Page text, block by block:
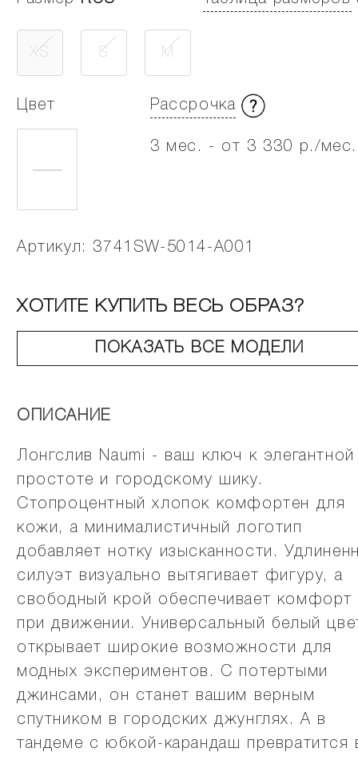
XS S M
Цвет Рассрочка
3 мес. - от 3 330 р./мес.
Артикул: 3741SW-5014-A001
ХОТИТЕ КУПИТЬ ВЕСЬ ОБРАЗ?
ПОКАЗАТЬ ВСЕ МОДЕЛИ
ОПИСАНИЕ
Лонгслив Naumi - ваш ключ к элегантной
простоте и городскому шику.
Стопроцентный хлопок комфортен для
кожи, а минималистичный логотип
добавляет нотку изысканности.
силуэт визуально вытягивает фигуру, а
свободный крой обеспечивает комфорт
при движении. Универсальный белый
открывает широкие возможности для
модных экспериментов. С потертыми
джинсами, он станет вашим верным
спутником в городских джунглях. А в
тандеме с юбкой-карандаш превратится